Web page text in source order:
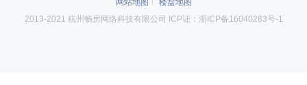
网站地图
楼盘地图
2013-2021 杭州畅房网络科技有限公司 ICP证：浙ICP备16040283号-1